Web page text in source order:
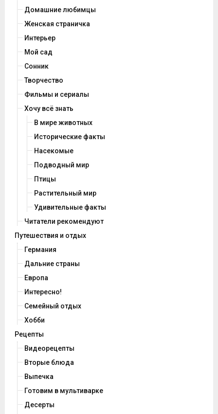
Домашние любимцы
Женская страничка
Интерьер
Мой сад
Сонник
Творчество
Фильмы и сериалы
Хочу всё знать
В мире животных
Исторические факты
Насекомые
Подводный мир
Птицы
Растительный мир
Удивительные факты
Читатели рекомендуют
Путешествия и отдых
Германия
Дальние страны
Европа
Интересно!
Семейный отдых
Хобби
Рецепты
Видеорецепты
Вторые блюда
Выпечка
Готовим в мультиварке
Десерты